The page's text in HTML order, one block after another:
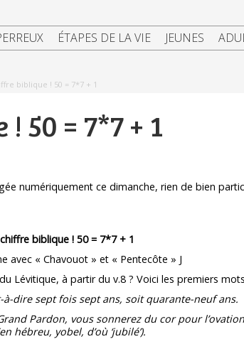
ÉTAPES DE LA VIE JEUNES
biblique ! 50 = 7*7 + 1
50 = 7*7 + 1
numériquement ce dimanche, rien de bien
biblique ! 50 = 7*7 + 1
avec « Chavouot » et « Pentecôte » J
Lévitique, à partir du v.8 ? Voici les premiers
à-dire sept fois sept ans, soit quarante-neuf ans.
Pardon, vous sonnerez du cor pour
hébreu, yobel, d’où ‘jubilé’).